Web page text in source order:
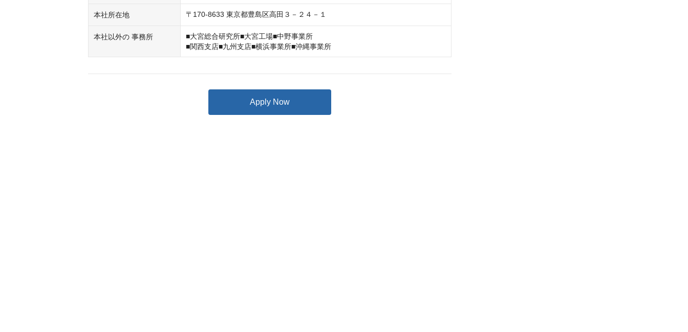
本社所在地 〒170-8633 東京都豊島区高田３－２４－１
本社以外の 事務所
■大宮総合研究所■大宮工場■中野事業所
■関西支店■九州支店■横浜事業所■沖縄事業所
Apply Now